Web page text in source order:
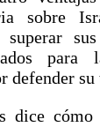
sobre
superar
defender
dice cómo